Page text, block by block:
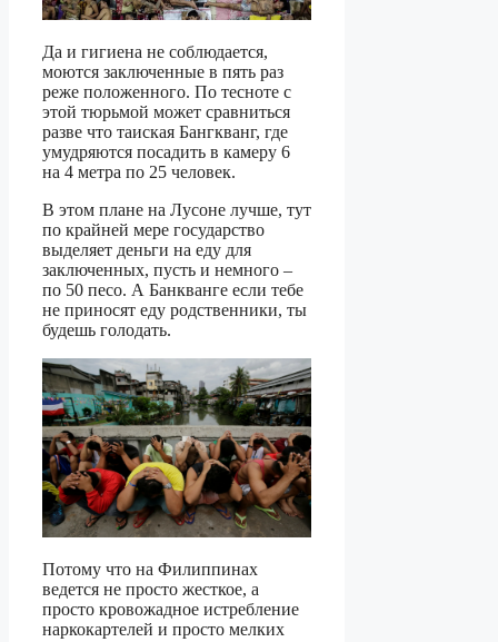
Да и гигиена не соблюдается,
моются заключенные в пять раз
реже положенного. По тесноте с
этой тюрьмой может сравниться
разве что таиская Бангкванг, где
умудряются посадить в камеру 6
на 4 метра по 25 человек.
В этом плане на Лусоне лучше, тут
по крайней мере государство
выделяет деньги на еду для
заключенных, пусть и немного –
по 50 песо. А Банкванге если тебе
не приносят еду родственники, ты
будешь голодать.
Потому что на Филиппинах
ведется не просто жесткое, а
просто кровожадное истребление
наркокартелей и просто мелких